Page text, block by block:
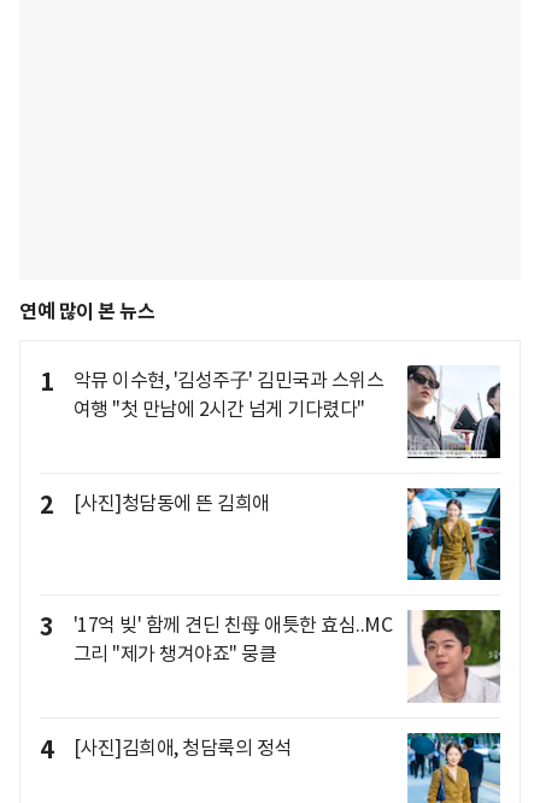
연예 많이 본 뉴스
1
악뮤 이수현, '김성주子' 김민국과 스위스
여행 "첫 만남에 2시간 넘게 기다렸다"
2 [사진]청담동에 뜬 김희애
3
'17억 빚' 함께 견딘 친母 애틋한 효심..MC
그리 "제가 챙겨야죠" 뭉클
4 [사진]김희애, 청담룩의 정석